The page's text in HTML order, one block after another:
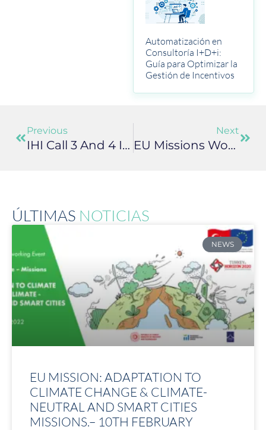
Automatización en
Consultoría I+D+i:
Guía para Optimizar la
Gestión de Incentivos
Previous
IHI Call 3 And 4 Info Days + Matchmaking + Pitching
Next
EU Missions Workprogramme 2023 – Infoday (17/18th January)
ÚLTIMAS NOTICIAS
NEWS
EU MISSION: ADAPTATION TO
CLIMATE CHANGE & CLIMATE-
NEUTRAL AND SMART CITIES
MISSIONS.– 10TH FEBRUARY